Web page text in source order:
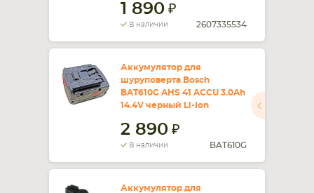
1 890
В наличии 2607335534
Аккумулятор для
шуруповерта Bosch
BAT610G AHS 41 ACCU 3.0Ah
14.4V черный Li-Ion
2 890
В наличии BAT610G
Аккумулятор для